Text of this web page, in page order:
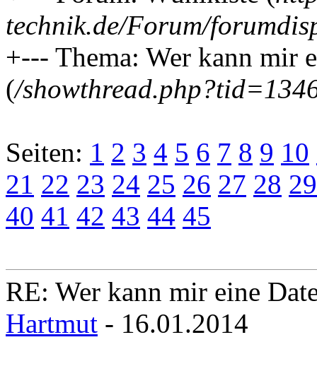
technik.de/Forum/
+--- Thema: Wer kann mir
(/
Seiten: 1 2 3 4 5 6 7 8 9 10
21 22 23 24 25 26 27 28 29
40 41 42 43 44 45
RE: Wer kann mir eine
Hartmut - 16.01.2014